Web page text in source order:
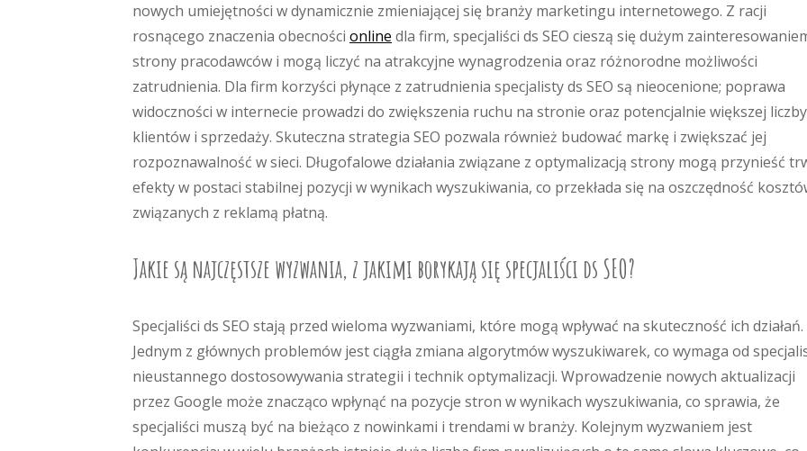
nowych umiejętności w dynamicznie zmieniającej się branży marketingu internetowego. Z racji
rosnącego znaczenia obecności online dla firm, specjaliści ds SEO cieszą się dużym
strony pracodawców i mogą liczyć na atrakcyjne wynagrodzenia oraz różnorodne możliwości
zatrudnienia. Dla firm korzyści płynące z zatrudnienia specjalisty ds SEO są nieocenione; poprawa
widoczności w internecie prowadzi do zwiększenia ruchu na stronie oraz potencjalnie większej liczby
klientów i sprzedaży. Skuteczna strategia SEO pozwala również budować markę i zwiększać jej
rozpoznawalność w sieci. Długofalowe działania związane z optymalizacją strony mogą przynieść
efekty w postaci stabilnej pozycji w wynikach wyszukiwania, co przekłada się na oszczędność
związanych z reklamą płatną.
Jakie są najczęstsze wyzwania, z jakimi borykają się specjaliści ds SEO?
Specjaliści ds SEO stają przed wieloma wyzwaniami, które mogą wpływać na skuteczność ich działań.
Jednym z głównych problemów jest ciągła zmiana algorytmów wyszukiwarek, co wymaga od
nieustannego dostosowywania strategii i technik optymalizacji. Wprowadzenie nowych aktualizacji
przez Google może znacząco wpłynąć na pozycje stron w wynikach wyszukiwania, co sprawia, że
specjaliści muszą być na bieżąco z nowinkami i trendami w branży. Kolejnym wyzwaniem jest